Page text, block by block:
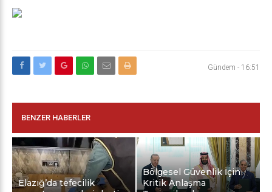
Gündem - 16:51
BENZER HABERLER
Elazığ’da tefecilik
Bölgesel Güvenlik İçin
Kritik Anlaşma